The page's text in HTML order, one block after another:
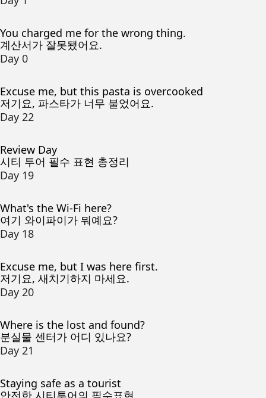
You charged me for the wrong thing.
계산서가 잘못됐어요.
Day 0
Excuse me, but this pasta is overcooked
저기요, 파스타가 너무 불었어요.
Day 22
Review Day
시티 투어 필수 표현 총정리
Day 19
What's the Wi-Fi here?
여기 와이파이가 뭐예요?
Day 18
Excuse me, but I was here first.
저기요, 새치기하지 마세요.
Day 20
Where is the lost and found?
분실물 센터가 어디 있나요?
Day 21
Staying safe as a tourist
안전한 시티투어의 필수표현